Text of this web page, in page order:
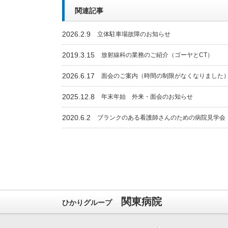
関連記事
2026.2.9 立体駐車場故障のお知らせ
2019.3.15 放射線科の業務のご紹介（ゴーヤとCT）
2026.6.17 面会のご案内（時間の制限がなくなりました
2025.12.8 年末年始 外来・面会のお知らせ
2020.6.2 ブランクのある看護師さんのための病院見学会
ひかりグループ 関東病院